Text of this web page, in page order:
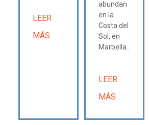
LEER
MÁS
abundan
en la
Costa del
Sol, en
Marbella..
.
LEER
MÁS